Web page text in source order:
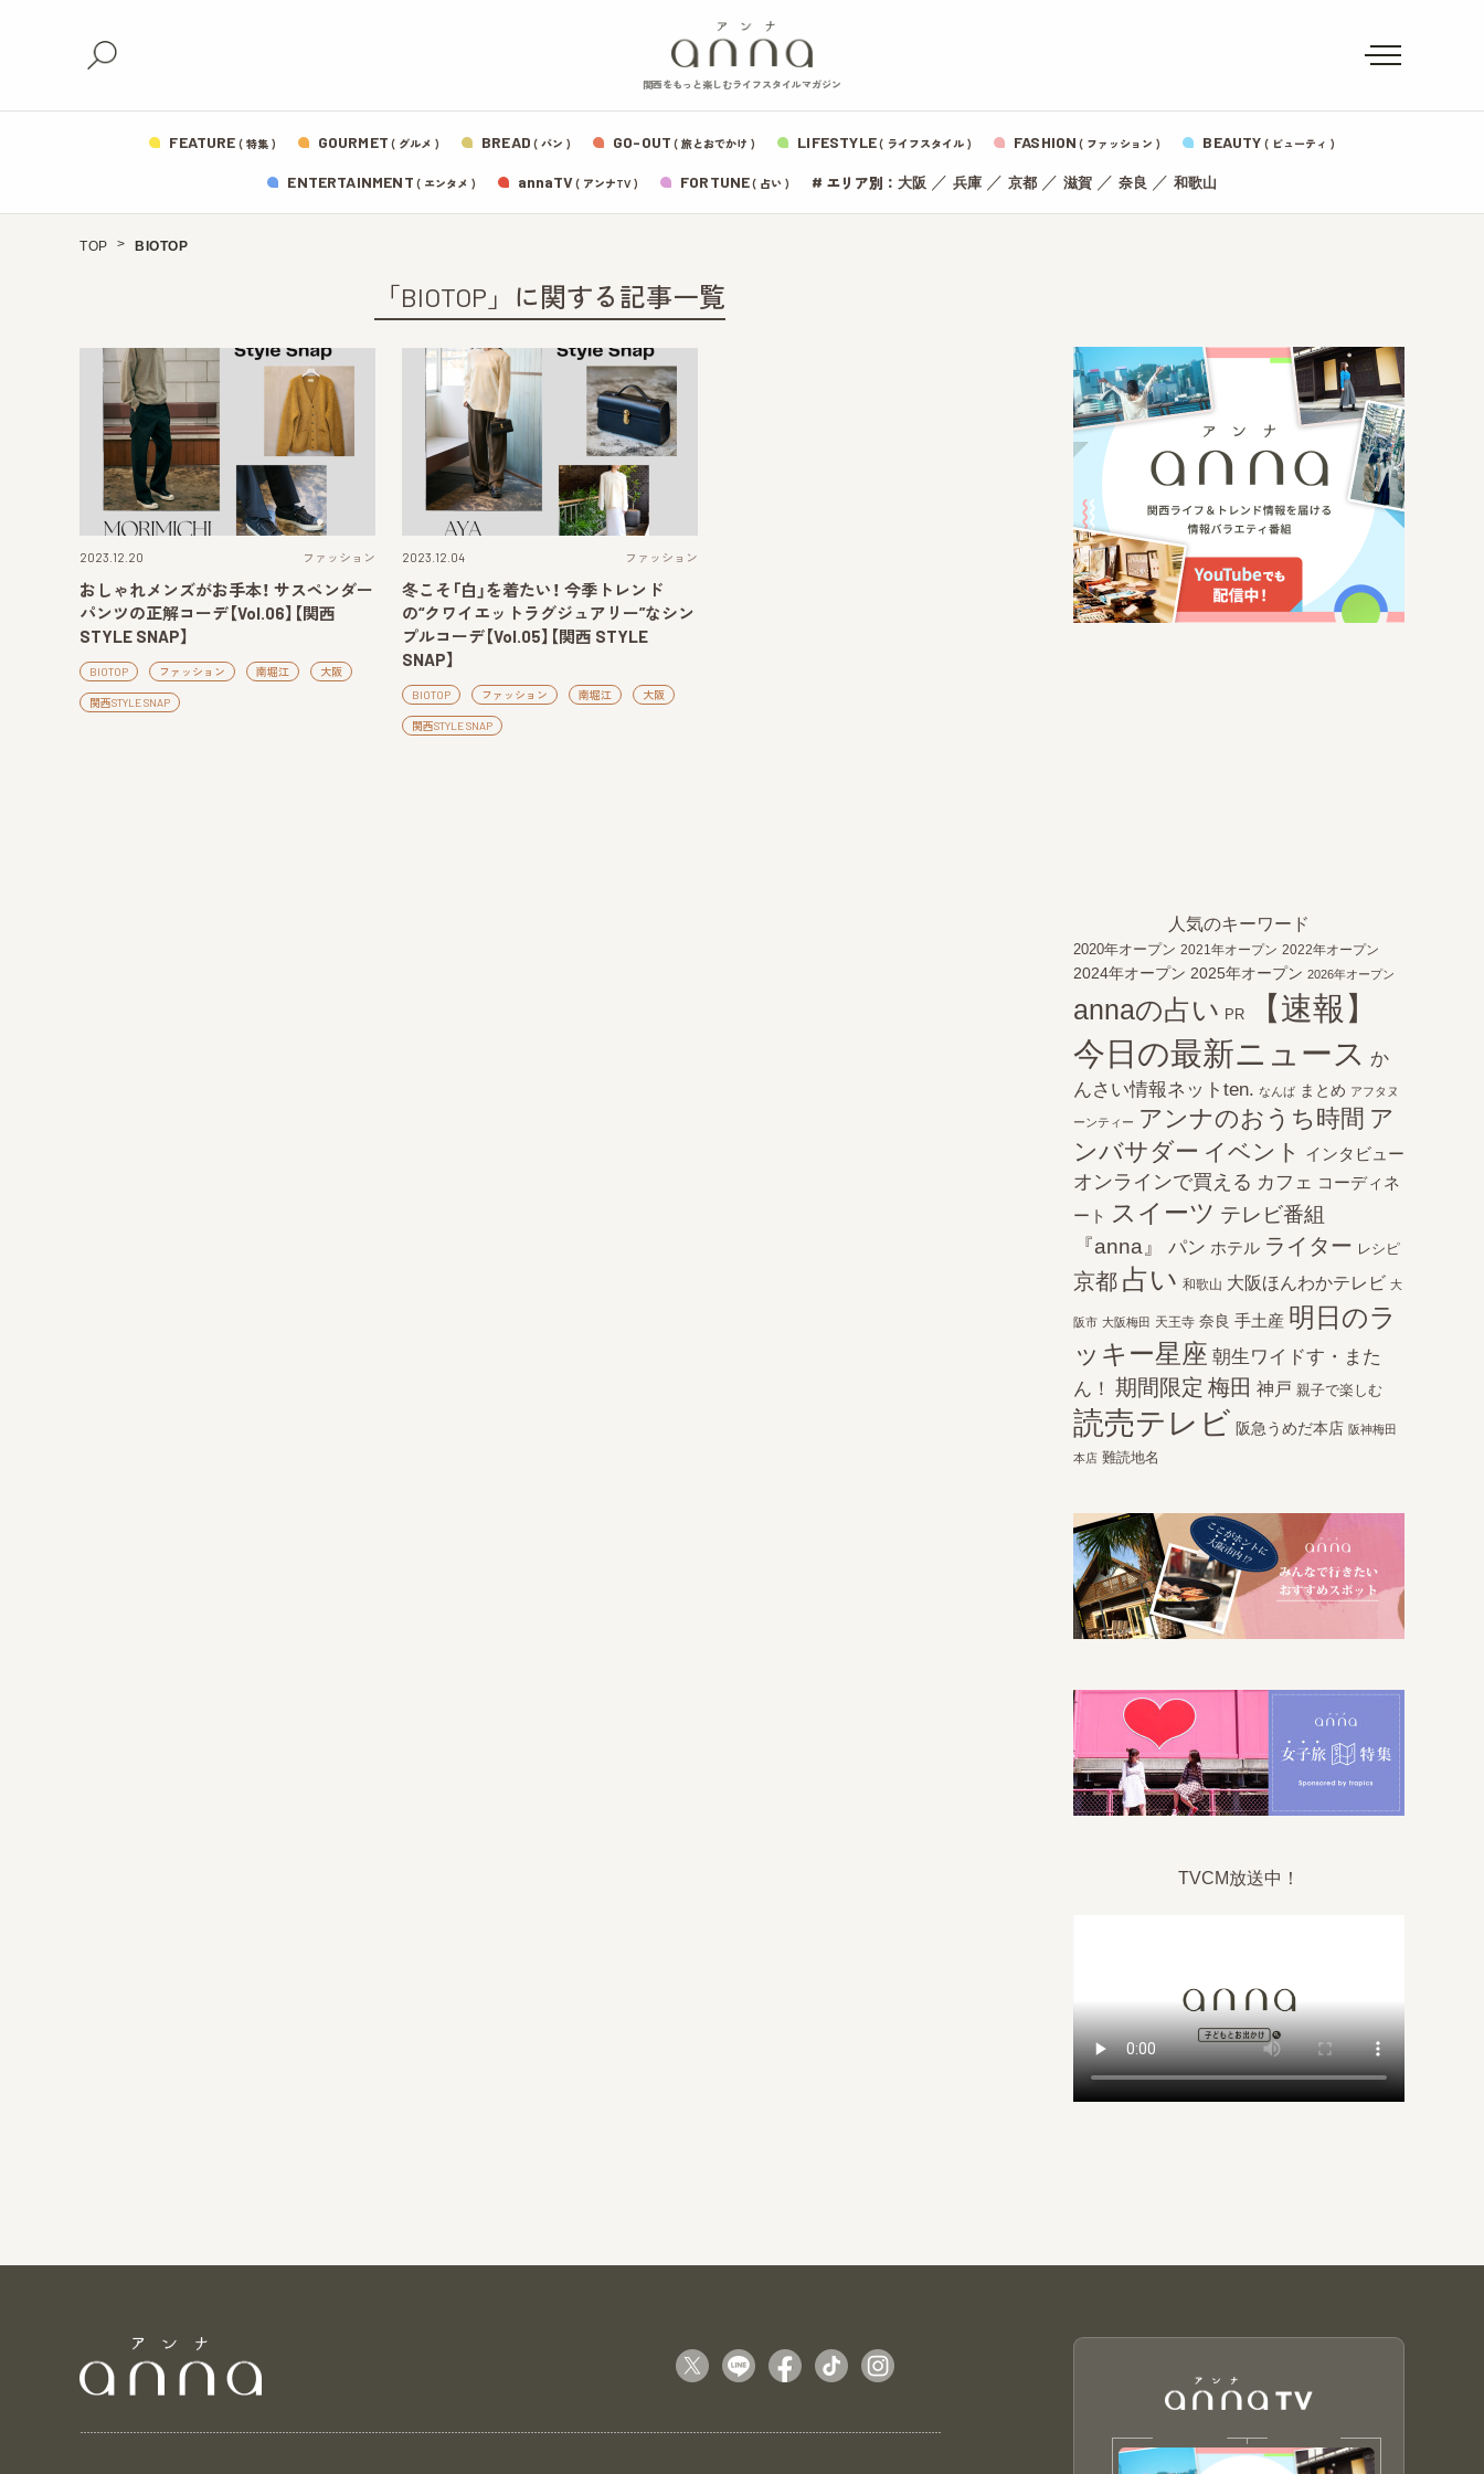
関西をもっと楽しむライフスタイルマガジン
FEATURE ( 特集 ) GOURMET ( グルメ ) BREAD ( パン ) GO-OUT ( 旅とおでかけ ) LIFESTYLE( ライフスタイル ) FASHION ( ファッション ) BEAUTY ( ビューティ )
ENTERTAINMENT ( エンタメ ) annaTV( アンナTV ) FORTUNE( 占い ) # エリア別： 大阪 ／ 兵庫／ 京都／ 滋賀／ 奈良 ／ 和歌山
TOP BIOTOP
「BIOTOP」に関する記事一覧
2023.12.20 ファッション
おしゃれメンズがお手本！ サスペンダー
パンツの正解コーデ【Vol.06】【関西
STYLE SNAP】
BIOTOP ファッション 南堀江 大阪
関西STYLE SNAP
2023.12.04 ファッション
冬こそ「白」を着たい！ 今季トレンド
の“クワイエットラグジュアリー”なシン
プルコーデ【Vol.05】【関西 STYLE
SNAP】
BIOTOP ファッション 南堀江 大阪
関西STYLE SNAP
人気のキーワード
2020年オープン 2021年オープン 2022年オープン
2024年オープン 2025年オープン 2026年オープン
annaの占い PR
【速報】
今日の最新ニュース か
んさい情報ネットten. なんば まとめ アフタヌ
ーンティー アンナのおうち時間 ア
ンバサダー イベント インタビュー
オンラインで買える カフェ コーディネ
ート
スイーツ テレビ番組
『anna』
パン ホテル ライター レシピ
京都 占い 和歌山 大阪ほんわかテレビ 大
阪市 大阪梅田 天王寺 奈良 手土産 明日のラ
ッキー星座 朝生ワイドす・また
ん！ 期間限定 梅田 神戸 親子で楽しむ
読売テレビ 阪急うめだ本店 阪神梅田
本店 難読地名
TVCM放送中！